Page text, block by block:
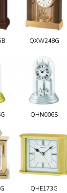
QXW248G
QHN006S
QHE173G